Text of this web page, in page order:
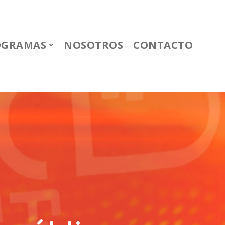
NOSOTROS CONTACTO